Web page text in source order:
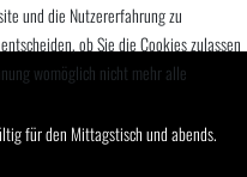
für den Mittagstisch und abends.
und die Nutzererfahrung zu
ob Sie die Cookies zulassen
womöglich nicht mehr alle